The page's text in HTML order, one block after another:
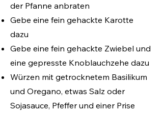
der Pfanne anbraten
Gebe eine fein gehackte Karotte
dazu
Gebe eine fein gehackte Zwiebel und
eine gepresste Knoblauchzehe dazu
Würzen mit getrocknetem Basilikum
und Oregano, etwas Salz oder
Sojasauce, Pfeffer und einer Prise